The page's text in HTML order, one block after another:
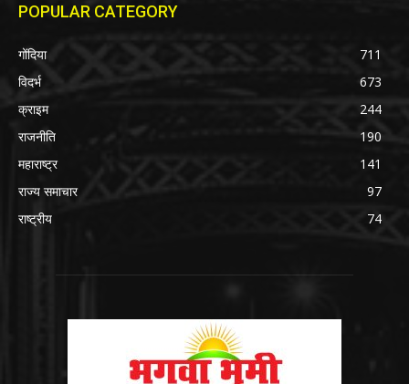
POPULAR CATEGORY
गोंदिया
711
विदर्भ
673
क्राइम
244
राजनीति
190
महाराष्ट्र
141
राज्य समाचार
97
राष्ट्रीय
74